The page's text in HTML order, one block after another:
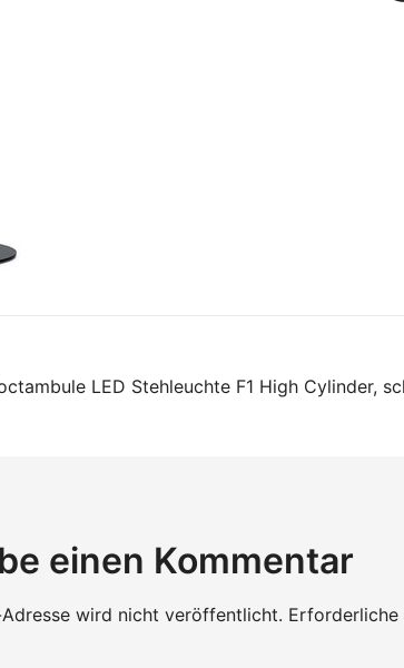
LED Stehleuchte F1 High Cylinder,
einen Kommentar
wird nicht veröffentlicht. Erforderliche